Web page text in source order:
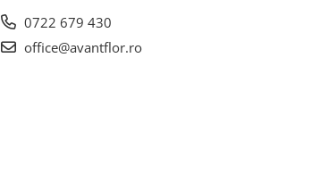
0722 679 430
office@avantflor.ro